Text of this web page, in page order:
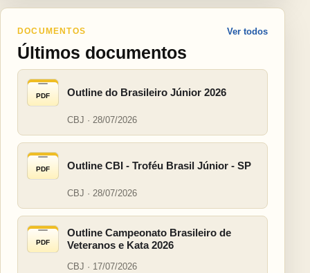
DOCUMENTOS
Últimos documentos
Ver todos
PDF Outline do Brasileiro Júnior 2026
CBJ · 28/07/2026
PDF Outline CBI - Troféu Brasil Júnior - SP
CBJ · 28/07/2026
PDF
Outline Campeonato Brasileiro de
Veteranos e Kata 2026
CBJ · 17/07/2026